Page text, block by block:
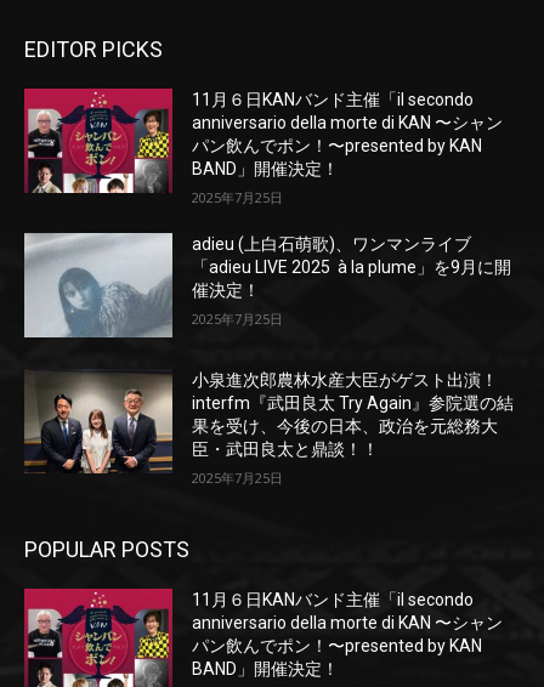
EDITOR PICKS
11月６日KANバンド主催「il secondo
anniversario della morte di KAN 〜シャン
パン飲んでポン！〜presented by KAN
BAND」開催決定！
2025年7月25日
adieu (上白石萌歌)、ワンマンライブ
「adieu LIVE 2025 à la plume」を9月に開
催決定！
2025年7月25日
小泉進次郎農林水産大臣がゲスト出演！
interfm『武田良太 Try Again』参院選の結
果を受け、今後の日本、政治を元総務大
臣・武田良太と鼎談！！
2025年7月25日
POPULAR POSTS
11月６日KANバンド主催「il secondo
anniversario della morte di KAN 〜シャン
パン飲んでポン！〜presented by KAN
BAND」開催決定！